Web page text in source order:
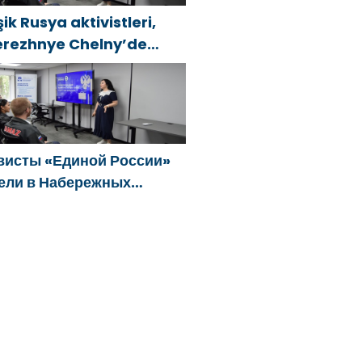
Rusya aktivistleri,
Chelny’de
uzmanları için
etkinlikleri düzenledi
«Единой России»
в Набережных